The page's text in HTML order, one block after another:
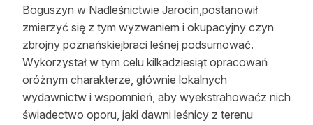
Reklama
Zostań autorem
Archiwum
Kontakt
Boguszyn w Nadleśnictwie Jarocin,postanowił
zmierzyć się z tym wyzwaniem i okupacyjny czyn
zbrojny poznańskiejbraci leśnej podsumować.
Wykorzystał w tym celu kilkadziesiąt opracowań
oróżnym charakterze, głównie lokalnych
wydawnictw i wspomnień, aby wyekstrahowaćz nich
świadectwo oporu, jaki dawni leśnicy z terenu